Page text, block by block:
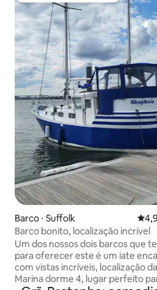
Barco ⋅ Suffolk
Barco bonito, localização incrível
Um dos nossos dois barcos que
para oferecer este é um iate
com vistas incríveis, localização da
Marina dorme 4, lugar perfeito